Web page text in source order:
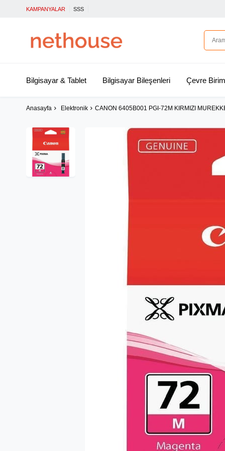
KAMPANYALAR SSS
Bilgisayar & Tablet Bilgisayar Bileşenleri Çevre
Anasayfa Elektronik CANON 6405B001 PGI-72M KIRMIZI